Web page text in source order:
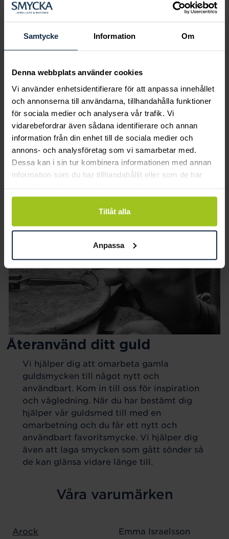
Samtycke Information Om
Denna webbplats använder cookies
Vi använder enhetsidentifierare för att anpassa innehållet
och annonserna till användarna, tillhandahålla funktioner
för sociala medier och analysera vår trafik. Vi
vidarebefordrar även sådana identifierare och annan
information från din enhet till de sociala medier och
annons- och analysföretag som vi samarbetar med.
Dessa kan i sin tur kombinera informationen med annan
information som du har tillhandahållit eller som de har
Tillåt alla
Anpassa
drömring för varje tillfälle i livet. Bokar du
perfekt för just din stil och smak.
Återanvänd ditt guld
Vi hjälper dig att omarbeta gamla
guldsmycken till något nytt och
användbart. Kom in till oss för inspiration
och vägledning. När du har bestämt dig
hjälper vår guldsmed till med en
omarbetning och du får ett nytt och
användbart favoritsmycke. Vi hjälper dig
även att laga smycken som gått sönder så
de kan glänsa vidare länge till.
Våra varumärken
Arock
Emma Israelsson